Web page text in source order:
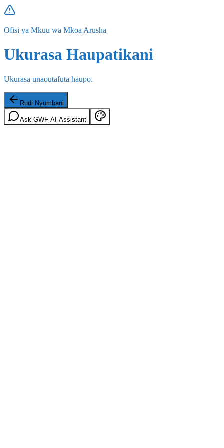
Ofisi ya Mkuu wa Mkoa Arusha
Ukurasa Haupatikani
Ukurasa unaoutafuta haupo.
Rudi Nyumbani
Ask GWF AI Assistant